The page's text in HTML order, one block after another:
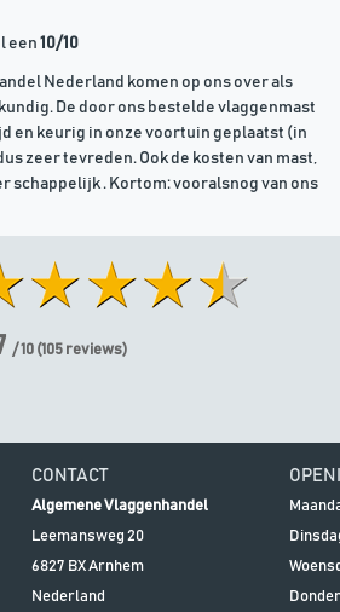
een 10/10
Nederland komen op ons over als
De door ons bestelde vlaggenmast
en keurig in onze voortuin geplaatst (in
zeer tevreden. Ook de kosten van mast,
schappelijk . Kortom: vooralsnog van ons
/ 10 (105 reviews)
CONTACT
Algemene Vlaggenhandel
Leemansweg 20
6827 BXArnhem
Nederland